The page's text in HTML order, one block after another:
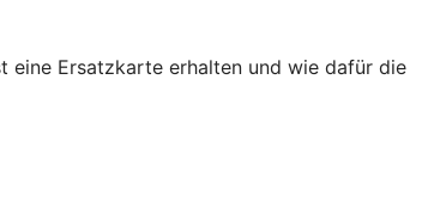
eine Ersatzkarte erhalten und wie dafür die